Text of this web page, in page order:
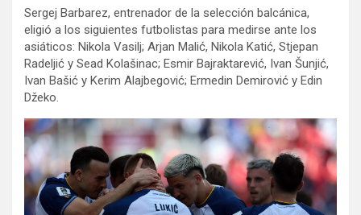
Sergej Barbarez, entrenador de la selección balcánica,
eligió a los siguientes futbolistas para medirse ante los
asiáticos: Nikola Vasilj; Arjan Malić, Nikola Katić, Stjepan
Radeljić y Sead Kolašinac; Esmir Bajraktarević, Ivan Šunjić,
Ivan Bašić y Kerim Alajbegović; Ermedin Demirović y Edin
Džeko.